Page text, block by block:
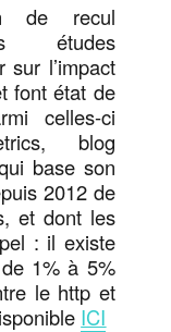
de recul
études
l’impact
font état de
celles-ci
blog
base son
2012 de
et dont les
: il existe
1% à 5%
le http et
ICI